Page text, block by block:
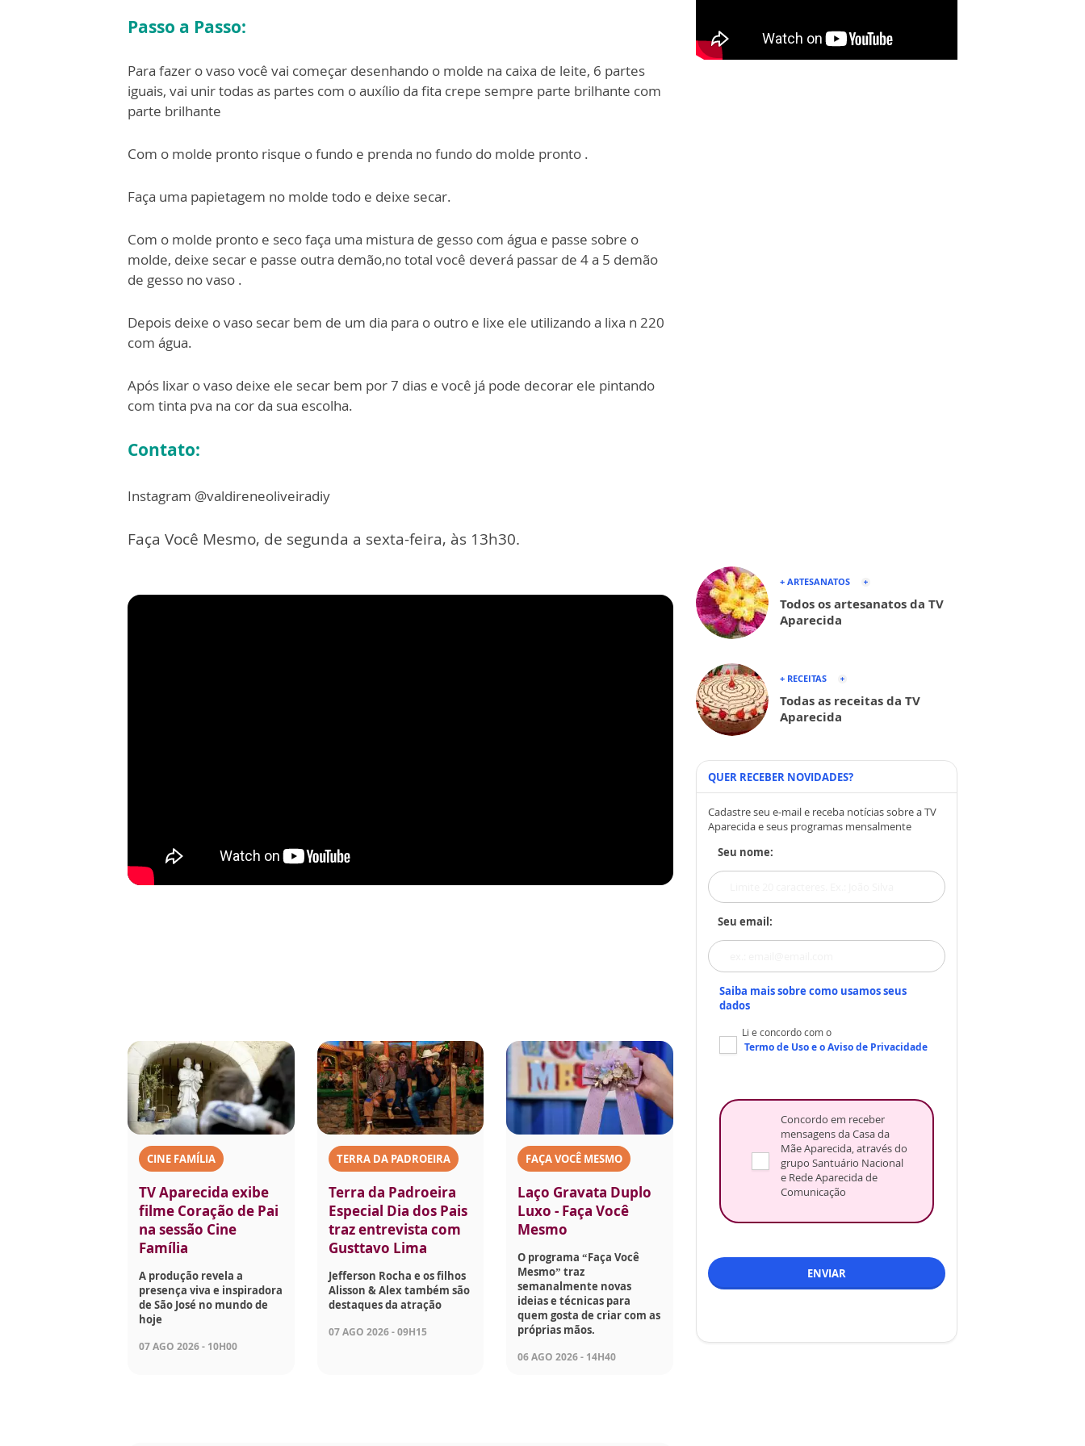
Passo a Passo:
Para fazer o vaso você vai começar desenhando o molde na caixa de leite, 6 partes
iguais, vai unir todas as partes com o auxílio da fita crepe sempre parte brilhante com
parte brilhante
Com o molde pronto risque o fundo e prenda no fundo do molde pronto .
Faça uma papietagem no molde todo e deixe secar.
Com o molde pronto e seco faça uma mistura de gesso com água e passe sobre o
molde, deixe secar e passe outra demão,no total você deverá passar de 4 a 5 demão
de gesso no vaso .
Depois deixe o vaso secar bem de um dia para o outro e lixe ele utilizando a lixa n 220
com água.
Após lixar o vaso deixe ele secar bem por 7 dias e você já pode decorar ele pintando
com tinta pva na cor da sua escolha.
Contato:
Instagram @valdireneoliveiradiy
Faça Você Mesmo, de segunda a sexta-feira, às 13h30.
CINE FAMÍLIA
TV Aparecida exibe
filme Coração de Pai
na sessão Cine
Família
A produção revela a
presença viva e inspiradora
de São José no mundo de
hoje
07 AGO 2026 - 10H00
TERRA DA PADROEIRA
Terra da Padroeira
Especial Dia dos Pais
traz entrevista com
Gusttavo Lima
Jefferson Rocha e os filhos
Alisson & Alex também são
destaques da atração
07 AGO 2026 - 09H15
FAÇA VOCÊ MESMO
Laço Gravata Duplo
Luxo - Faça Você
Mesmo
O programa “Faça Você
Mesmo” traz
semanalmente novas
ideias e técnicas para
quem gosta de criar com as
próprias mãos.
06 AGO 2026 - 14H40
+ ARTESANATOS
Todos os artesanatos da TV
Aparecida
+ RECEITAS
Todas as receitas da TV
Aparecida
QUER RECEBER NOVIDADES?
Cadastre seu e-mail e receba notícias sobre a TV
Aparecida e seus programas mensalmente
Seu nome:
Seu email:
Saiba mais sobre como usamos seus
dados
Li e concordo com o
Termo de Usoe oAviso de Privacidade
Concordo em receber
mensagens da Casa da
Mãe Aparecida, através do
grupo Santuário Nacional
e Rede Aparecida de
Comunicação
ENVIAR